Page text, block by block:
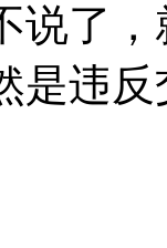
说了
是违